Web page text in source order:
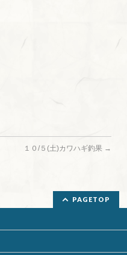
１０/５(土)カワハギ釣果 →
PAGETOP